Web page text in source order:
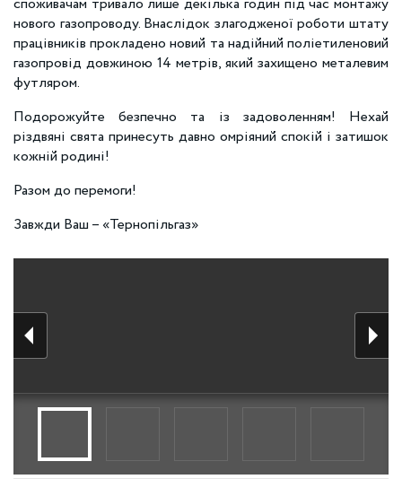
нового газопроводу. Внаслідок злагодженої роботи штату
працівників прокладено новий та надійний поліетиленовий
газопровід довжиною 14 метрів, який захищено металевим
футляром.
Подорожуйте безпечно та із задоволенням! Нехай
різдвяні свята принесуть давно омріяний спокій і затишок
кожній родині!
Разом до перемоги!
Завжди Ваш – «Тернопільгаз»